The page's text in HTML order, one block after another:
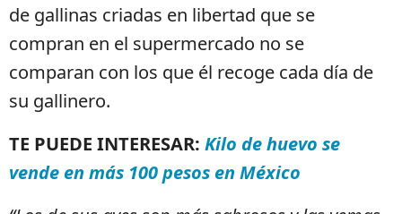
de gallinas criadas en libertad que se
compran en el supermercado no se
comparan con los que él recoge cada día de
su gallinero.
TE PUEDE INTERESAR: Kilo de huevo se
vende en más 100 pesos en México